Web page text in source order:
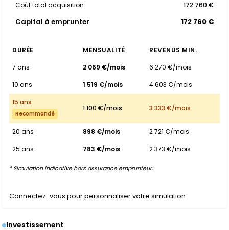
Coût total acquisition 172 760 €
Capital à emprunter 172 760 €
DURÉE MENSUALITÉ
REVENUS MIN.
7 ans
2 069 €/mois
6 270 €/mois
10 ans
1 519 €/mois
4 603 €/mois
15 ans
Recommandé
1 100 €/mois 3 333 €/mois
20 ans 898 €/mois
2 721 €/mois
25 ans
783 €/mois 2 373 €/mois
* Simulation indicative hors assurance emprunteur.
Connectez-vous pour personnaliser votre simulation
Investissement